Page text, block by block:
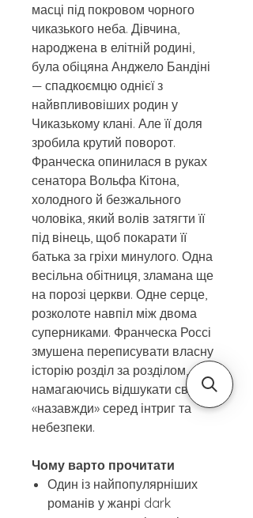
масці під покровом чорного
чиказького неба. Дівчина,
народжена в елітній родині,
була обіцяна Анджело Бандіні
— спадкоємцю однієї з
найвпливовіших родин у
Чиказькому клані. Але її доля
зробила крутий поворот.
Франческа опинилася в руках
сенатора Вольфа Кітона,
холодного й безжального
чоловіка, який волів затягти її
під вінець, щоб покарати її
батька за гріхи минулого. Одна
весільна обітниця, зламана ще
на порозі церкви. Одне серце,
розколоте навпіл між двома
суперниками. Франческа Россі
змушена переписувати власну
історію розділ за розділом,
намагаючись відшукати своє
«назавжди» серед інтриг та
небезпеки.
Чому варто прочитати
Один із найпопулярніших
романів у жанрі dark